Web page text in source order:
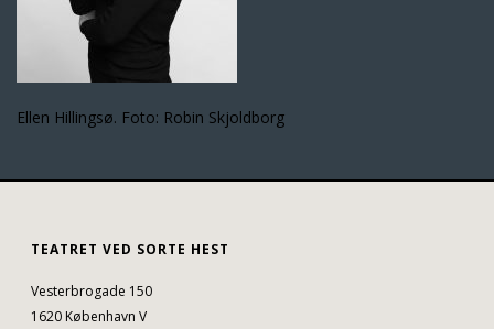
Ellen Hillingsø. Foto: Robin Skjoldborg
TEATRET VED SORTE HEST
Vesterbrogade 150
1620 København V